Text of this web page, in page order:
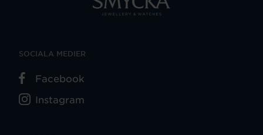
SOCIALA MEDIER
Facebook
Instagram